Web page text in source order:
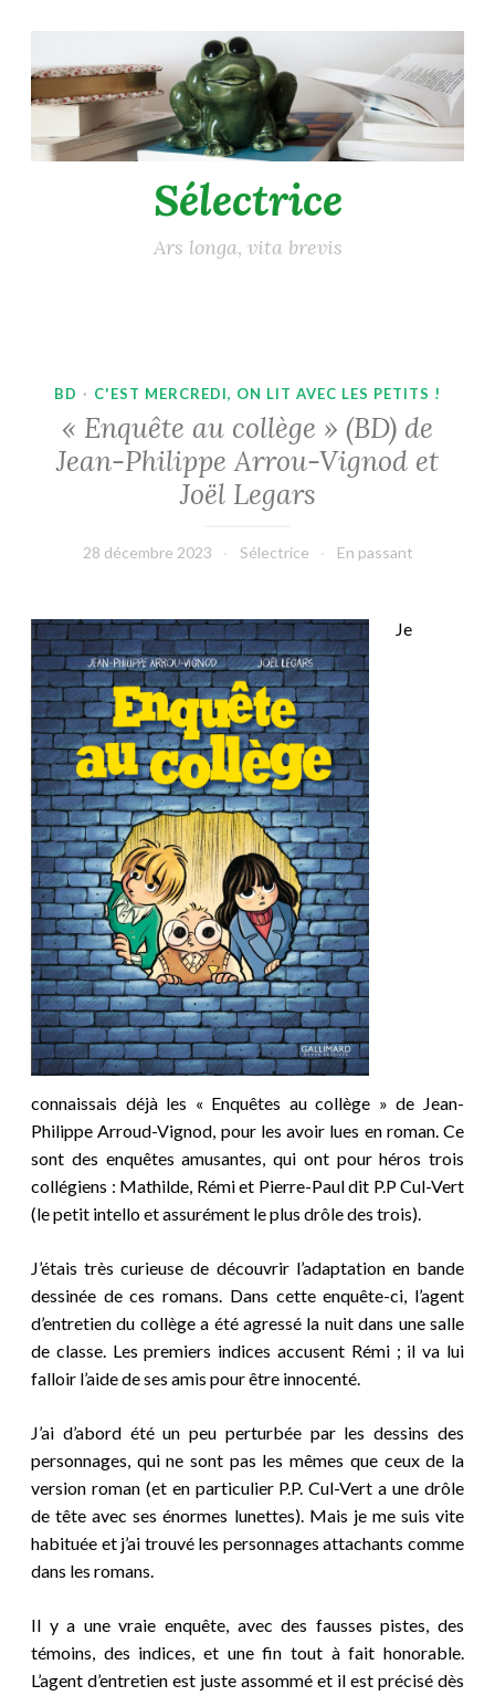
au
contenu
principal
Sélectrice
Ars longa, vita brevis
BD · C'EST MERCREDI, ON LIT AVEC LES PETITS !
« Enquête au collège » (BD) de
Jean-Philippe Arrou-Vignod et
Joël Legars
28 décembre 2023 Sélectrice En passant
Je
connaissais déjà les « Enquêtes au collège » de Jean-
Philippe Arroud-Vignod, pour les avoir lues en roman. Ce
sont des enquêtes amusantes, qui ont pour héros trois
collégiens : Mathilde, Rémi et Pierre-Paul dit P.P Cul-Vert
(le petit intello et assurément le plus drôle des trois).
J’étais très curieuse de découvrir l’adaptation en bande
dessinée de ces romans. Dans cette enquête-ci, l’agent
d’entretien du collège a été agressé la nuit dans une salle
de classe. Les premiers indices accusent Rémi ; il va lui
falloir l’aide de ses amis pour être innocenté.
J’ai d’abord été un peu perturbée par les dessins des
personnages, qui ne sont pas les mêmes que ceux de la
version roman (et en particulier P.P. Cul-Vert a une drôle
de tête avec ses énormes lunettes). Mais je me suis vite
habituée et j’ai trouvé les personnages attachants comme
dans les romans.
Il y a une vraie enquête, avec des fausses pistes, des
témoins, des indices, et une fin tout à fait honorable.
L’agent d’entretien est juste assommé et il est précisé dès